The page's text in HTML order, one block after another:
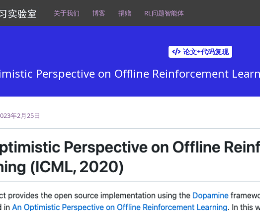
关于我们 博客 捐赠 RL问题智能体
论文+代码复现
Perspective on Offline Reinforcement
年2月25日